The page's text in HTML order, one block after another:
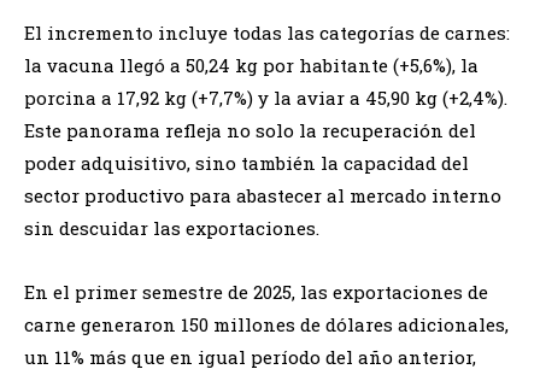
El incremento incluye todas las categorías de carnes:
la vacuna llegó a 50,24 kg por habitante (+5,6%), la
porcina a 17,92 kg (+7,7%) y la aviar a 45,90 kg (+2,4%).
Este panorama refleja no solo la recuperación del
poder adquisitivo, sino también la capacidad del
sector productivo para abastecer al mercado interno
sin descuidar las exportaciones.
En el primer semestre de 2025, las exportaciones de
carne generaron 150 millones de dólares adicionales,
un 11% más que en igual período del año anterior,